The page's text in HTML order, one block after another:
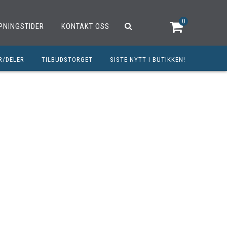
KONTAKT OSS
0
DELER TILBUDSTORGET SISTE NYTT I BUTIKKEN!